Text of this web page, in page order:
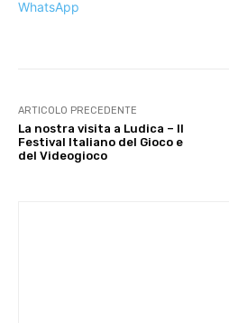
WhatsApp
ARTICOLO PRECEDENTE
La nostra visita a Ludica – Il
Festival Italiano del Gioco e
del Videogioco